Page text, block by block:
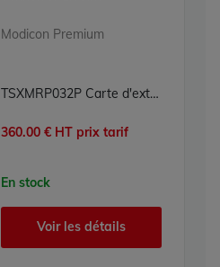
Modicon Premium
TSXMRP032P Carte d'extension de mémoire RAM 32K mots Modicon Premium Schneider Electric
360.00 € HT prix tarif
En stock
Voir les détails